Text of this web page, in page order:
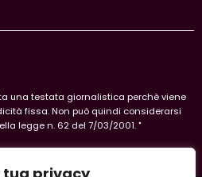
una testata giornalistica perchè viene
fissa. Non può quindi considerarsi
legge n. 62 del 7/03/2001. "